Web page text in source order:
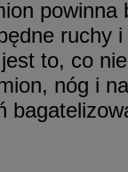
ruchy i
to, co
nóg i